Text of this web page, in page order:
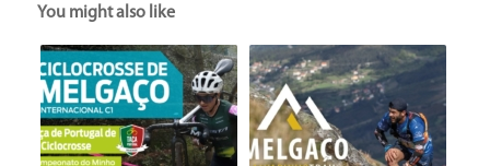
You might also like